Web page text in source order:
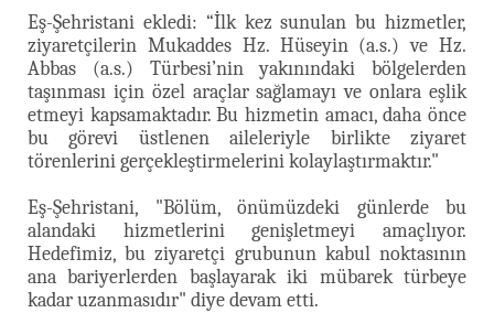
Eş-Şehristani ekledi: “İlk kez sunulan bu hizmetler,
ziyaretçilerin Mukaddes Hz. Hüseyin (a.s.) ve Hz.
Abbas (a.s.) Türbesi’nin yakınındaki bölgelerden
taşınması için özel araçlar sağlamayı ve onlara eşlik
etmeyi kapsamaktadır. Bu hizmetin amacı, daha önce
bu görevi üstlenen aileleriyle birlikte ziyaret
törenlerini gerçekleştirmelerini kolaylaştırmaktır."
Eş-Şehristani, "Bölüm, önümüzdeki günlerde bu
alandaki hizmetlerini genişletmeyi amaçlıyor.
Hedefimiz, bu ziyaretçi grubunun kabul noktasının
ana bariyerlerden başlayarak iki mübarek türbeye
kadar uzanmasıdır" diye devam etti.